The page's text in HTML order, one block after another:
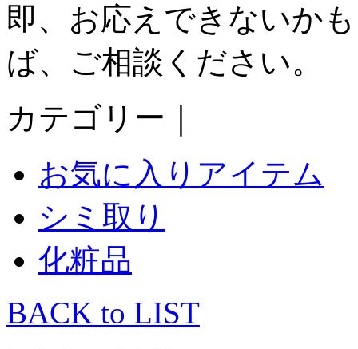
即、お応えできないか
ば、ご相談ください。
カテゴリー｜
お気に入りアイテム
シミ取り
化粧品
BACK to LIST